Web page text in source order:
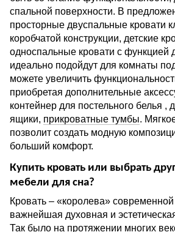
спальной поверхности. В
просторные двуспальные кровати
коробчатой конструкции, детские
односпальные кровати с функцией
идеально подойдут для комнаты
можете увеличить
приобретая дополнительные
контейнер для постельного белья ,
ящики, прикроватные тумбы.
позволит создать модную
больший комфорт.
Купить кровать или выбрать
мебели для сна?
Кровать – «королева»
важнейшая духовная и
Так было на протяжении многих